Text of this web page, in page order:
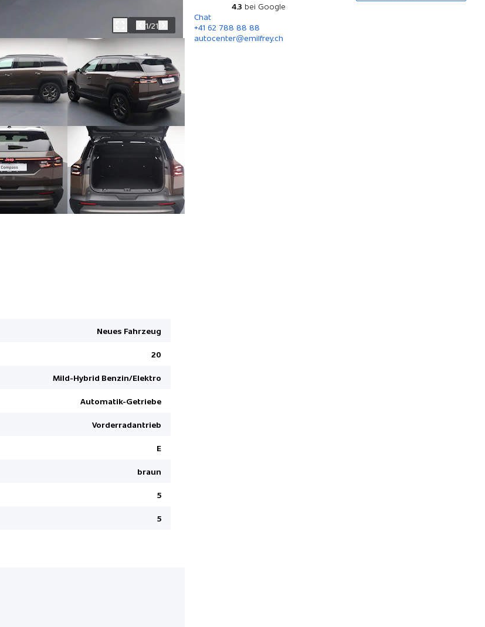
4.3 bei Google
Chat
+41 62 788 88 88
autocenter@emilfrey.ch
1/21
Neues Fahrzeug
20
Mild-Hybrid Benzin/Elektro
Automatik-Getriebe
Vorderradantrieb
E
braun
5
5